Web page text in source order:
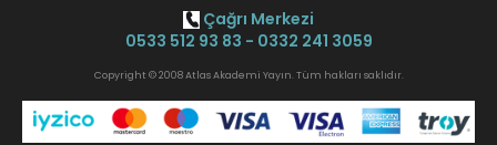
Çağrı Merkezi
0533 512 93 83 - 0332 241 3059
Copyright © 2008 Atlas Akademi Yayın. Tüm hakları saklıdır.